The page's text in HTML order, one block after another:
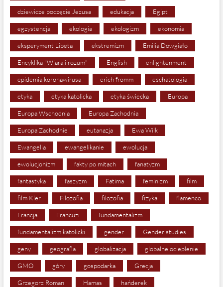
dziewicze poczęcie Jezusa edukacja Egipt
egzystencja ekologia ekologizm ekonomia
eksperyment Libeta ekstremizm Emilia Dowgiało
Encyklika "Wiara i rozum" English enlightenment
epidemia koronawirusa erich fromm eschatologia
etyka etyka katolicka etyka świecka Europa
Europa Wschodnia Europa Zachodnia
Europa Zachodnie eutanazja Ewa Wilk
Ewangelia ewangelikanie ewolucja
ewolucjonizm fakty po mitach fanatyzm
fantastyka faszyzm Fatima feminizm film
film Kler Filozofia filozofia fizyka flamenco
Francja Francuzi fundamentalizm
fundamentalizm katolicki gender Gender studies
geny geografia globalizacja globalne ocieplenie
GMO góry gospodarka Grecja
Grzegorz Roman Hamas hańderek